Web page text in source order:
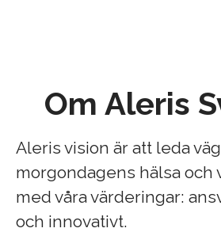
Om Aleris
Aleris vision är att leda
morgondagens hälsa och
med våra värderingar:
och innovativt.